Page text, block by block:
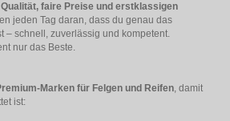
Qualität, faire Preise und erstklassigen
jeden Tag daran, dass du genau das
– schnell, zuverlässig und kompetent.
nur das Beste.
Marken für Felgen und Reifen, damit
ist: